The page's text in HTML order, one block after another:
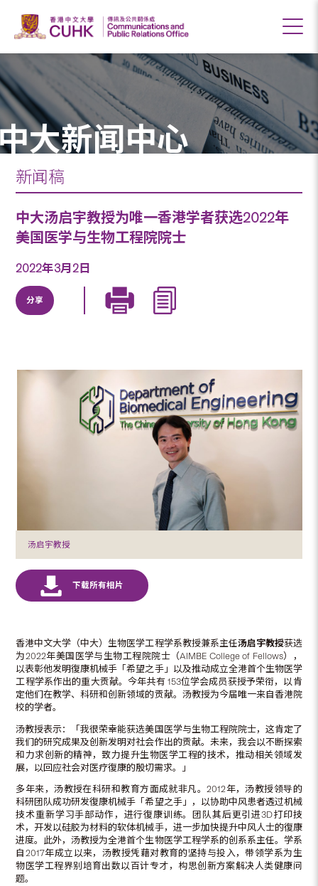
大新闻中心
新闻稿
中大汤启宇教授为唯一香港学者获选2022年
美国医学与生物工程院院士
2022年3月2日
分享
汤启宇教授
香港中文大学（中大）生物医学工程学系教授兼系主任汤启宇教授获选
为2022年美国医学与生物工程院院士（AIMBE College of Fellows），
以表彰他发明復康机械手「希望之手」以及推动成立全港首个生物医学
工程学系作出的重大贡献。今年共有 153位学会成员获授予荣衔，以肯
定他们在教学、科研和创新领域的贡献。汤教授为今届唯一来自香港院
校的学者。
汤教授表示：「我很荣幸能获选美国医学与生物工程院院士，这肯定了
我们的研究成果及创新发明对社会作出的贡献。未来，我会以不断探索
和力求创新的精神，致力提升生物医学工程的技术，推动相关领域发
展，以回应社会对医疗復康的殷切需求。」
多年来，汤教授在科研和教育方面成就非凡。2012年，汤教授领导的
科研团队成功研发復康机械手「希望之手」，以协助中风患者透过机械
技术重新学习手部动作，进行復康训练。团队其后更引进3D打印技
术，开发以硅胶为材料的软体机械手，进一步加快提升中风人士的復康
进度。此外，汤教授为全港首个生物医学工程学系的创系系主任。学系
自2017年成立以来，汤教授凭藉对教育的坚持与投入，带领学系为生
物医学工程界别培育出数以百计专才，构思创新方案解决人类健康问
题。